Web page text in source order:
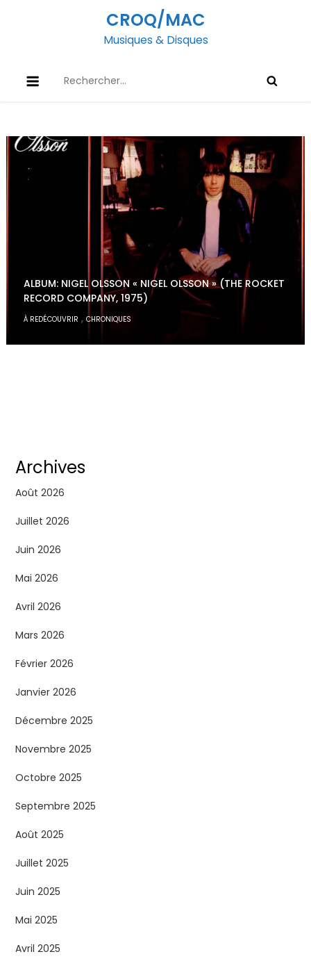
CROQ/MAC
Musiques & Disques
ALBUM: NIGEL OLSSON « NIGEL OLSSON » (THE ROCKET
RECORD COMPANY, 1975)
À REDÉCOUVRIR ,CHRONIQUES
Archives
Août 2026
Juillet 2026
Juin 2026
Mai 2026
Avril 2026
Mars 2026
Février 2026
Janvier 2026
Décembre 2025
Novembre 2025
Octobre 2025
Septembre 2025
Août 2025
Juillet 2025
Juin 2025
Mai 2025
Avril 2025